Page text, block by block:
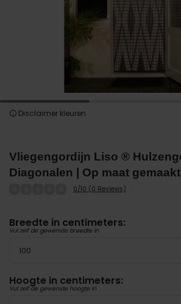
Disclaimer kleuren
Vliegengordijn Liso ®
Diagonalen | Op maat gemaakt
0/10 (0 Reviews)
Breedte in centimeters:
Vul zelf de gewenste breedte in
Hoogte in centimeters:
Vul zelf de gewenste hoogte in